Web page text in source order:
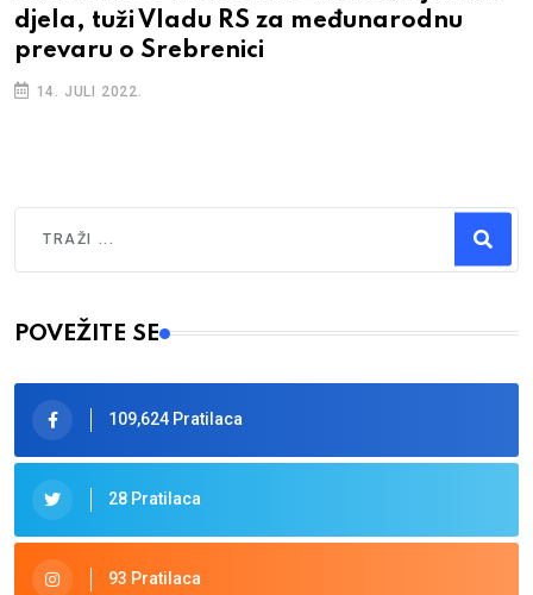
djela, tuži Vladu RS za međunarodnu
prevaru o Srebrenici
14. JULI 2022.
Type 2 or more characters for results.
POVEŽITE SE
109,624 Pratilaca
28 Pratilaca
93 Pratilaca